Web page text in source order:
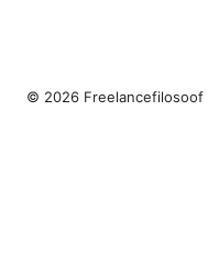
© 2026 Freelancefilosoof